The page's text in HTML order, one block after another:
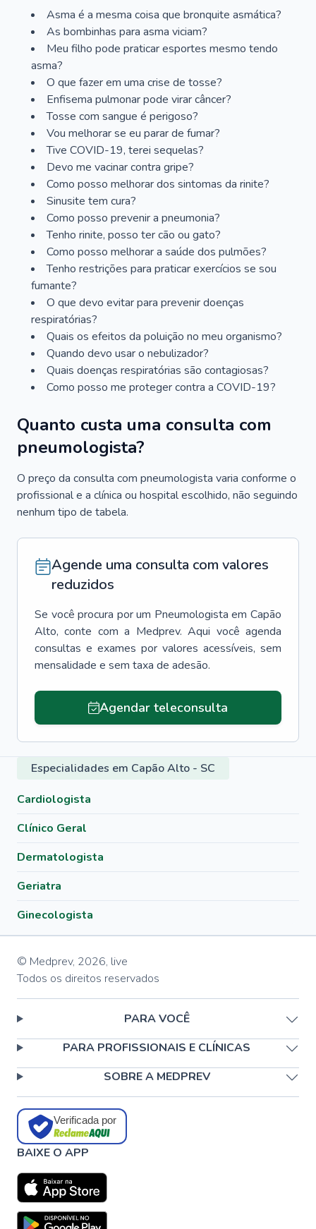
Asma é a mesma coisa que bronquite asmática?
As bombinhas para asma viciam?
Meu filho pode praticar esportes mesmo tendo
asma?
O que fazer em uma crise de tosse?
Enfisema pulmonar pode virar câncer?
Tosse com sangue é perigoso?
Vou melhorar se eu parar de fumar?
Tive COVID-19, terei sequelas?
Devo me vacinar contra gripe?
Como posso melhorar dos sintomas da rinite?
Sinusite tem cura?
Como posso prevenir a pneumonia?
Tenho rinite, posso ter cão ou gato?
Como posso melhorar a saúde dos pulmões?
Tenho restrições para praticar exercícios se sou
fumante?
O que devo evitar para prevenir doenças
respiratórias?
Quais os efeitos da poluição no meu organismo?
Quando devo usar o nebulizador?
Quais doenças respiratórias são contagiosas?
Como posso me proteger contra a COVID-19?
Quanto custa uma consulta com
pneumologista?
O preço da consulta com pneumologista varia conforme o
profissional e a clínica ou hospital escolhido, não seguindo
nenhum tipo de tabela.
Agende uma consulta com valores
reduzidos
Se você procura por um Pneumologista em Capão
Alto, conte com a Medprev. Aqui você agenda
consultas e exames por valores acessíveis, sem
mensalidade e sem taxa de adesão.
Agendar teleconsulta
Especialidades em Capão Alto - SC
Cardiologista
Clínico Geral
Dermatologista
Geriatra
Ginecologista
© Medprev, 2026, live
Todos os direitos reservados
PARA VOCÊ
PARA PROFISSIONAIS E CLÍNICAS
SOBRE A MEDPREV
Verificada por
BAIXE O APP